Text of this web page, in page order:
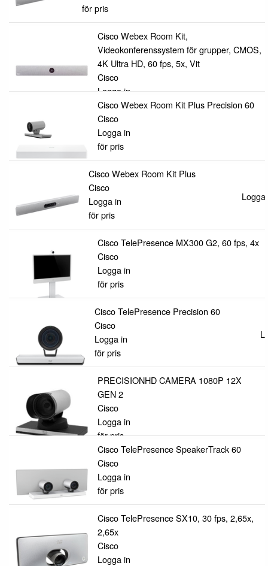
för pris
Cisco Webex Room Kit,
Videokonferenssystem för grupper, CMOS,
4K Ultra HD, 60 fps, 5x, Vit
Cisco
Logga in
för pris
Cisco Webex Room Kit Plus Precision 60
Cisco
Logga in
för pris
Cisco Webex Room Kit Plus
Cisco
Logga in
för pris
Cisco TelePresence MX300 G2, 60 fps, 4x
Cisco
Logga in
för pris
Cisco TelePresence Precision 60
Cisco
Logga in
för pris
PRECISIONHD CAMERA 1080P 12X
GEN 2
Cisco
Logga in
för pris
Cisco TelePresence SpeakerTrack 60
Cisco
Logga in
för pris
Cisco TelePresence SX10, 30 fps, 2,65x,
2,65x
Cisco
Logga in